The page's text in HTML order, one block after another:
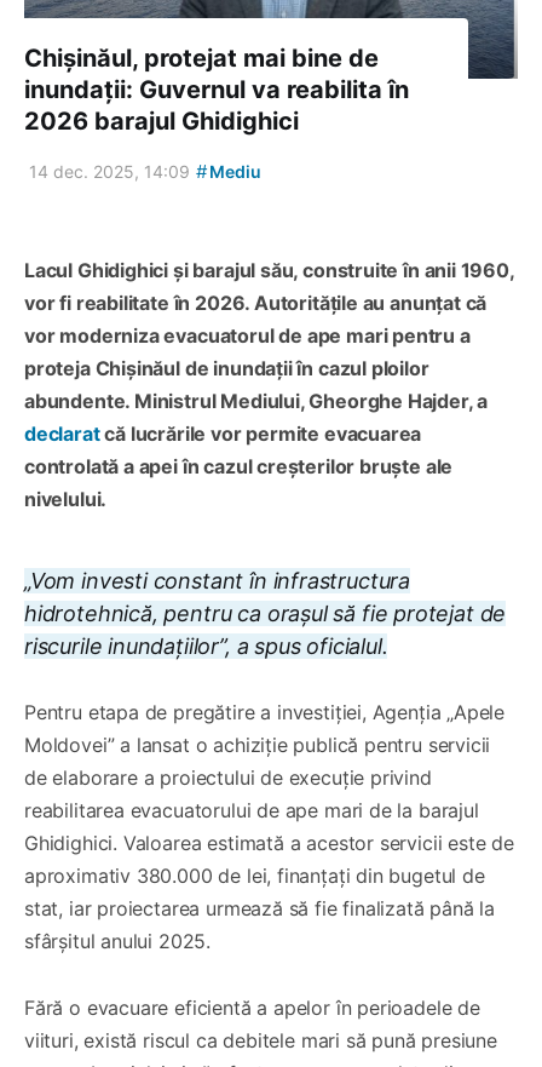
Chișinăul, protejat mai bine de
inundații: Guvernul va reabilita în
2026 barajul Ghidighici
14 dec. 2025, 14:09 #Mediu
Lacul Ghidighici și barajul său, construite în anii 1960,
vor fi reabilitate în 2026. Autoritățile au anunțat că
vor moderniza evacuatorul de ape mari pentru a
proteja Chișinăul de inundații în cazul ploilor
abundente. Ministrul Mediului, Gheorghe Hajder, a
declaratcă lucrările vor permite evacuarea
controlată a apei în cazul creșterilor bruște ale
nivelului.
„Vom investi constant în infrastructura
hidrotehnică, pentru ca orașul să fie protejat de
riscurile inundațiilor”, a spus oficialul.
Pentru etapa de pregătire a investiției, Agenția „Apele
Moldovei” a lansat o achiziție publică pentru servicii
de elaborare a proiectului de execuție privind
reabilitarea evacuatorului de ape mari de la barajul
Ghidighici. Valoarea estimată a acestor servicii este de
aproximativ 380.000 de lei, finanțați din bugetul de
stat, iar proiectarea urmează să fie finalizată până la
sfârșitul anului 2025.
Fără o evacuare eficientă a apelor în perioadele de
viituri, există riscul ca debitele mari să pună presiune